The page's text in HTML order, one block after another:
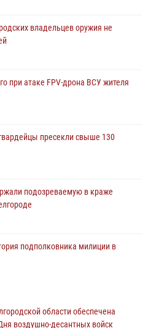
владельцев оружия не
при атаке FPV-дрона ВСУ жителя
пресекли свыше 130
подозреваемую в краже
подполковника милиции в
областиобласти обеспечена
воздушно-десантных войск